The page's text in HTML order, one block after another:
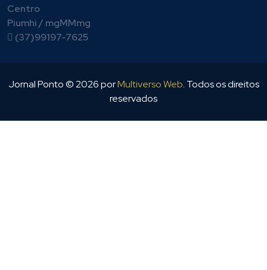
Centro
Piumhi / mgMMmg
(37)99197-7625
Jornal Ponto © 2026porMultiverso Web . Todos os direitos
reservados